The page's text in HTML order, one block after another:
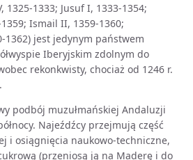
1325-1333; Jusuf I, 1333-1354;
Ismail II, 1359-1360;
1362) jest jedynym państwem
Iberyjskim zdolnym do
rekonkwisty, chociaż od 1246 r.
podbój muzułmańskiej Andaluzji
Najeźdźcy przejmują część
i osiągnięcia naukowo-techniczne,
(przeniosą ją na Maderę i do